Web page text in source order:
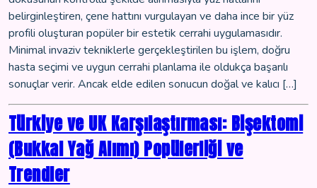
belirginleştiren, çene hattını vurgulayan ve daha ince bir yüz
profili oluşturan popüler bir estetik cerrahi uygulamasıdır.
Minimal invaziv tekniklerle gerçekleştirilen bu işlem, doğru
hasta seçimi ve uygun cerrahi planlama ile oldukça başarılı
sonuçlar verir. Ancak elde edilen sonucun doğal ve kalıcı […]
Türkiye ve UK Karşılaştırması: Bişektomi
(Bukkal Yağ Alımı) Popülerliği ve
Trendler